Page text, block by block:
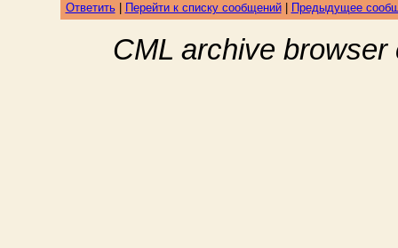
Ответить| Перейти к списку сообщений| Предыдущее
CML archive